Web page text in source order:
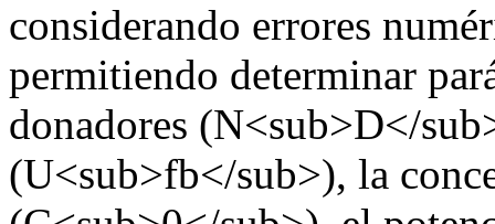
considerando errores
permitiendo determinar
donadores (N<sub>D</
(U<sub>fb</sub>), la